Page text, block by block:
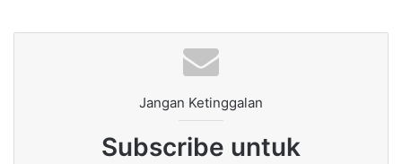
Jangan Ketinggalan
Subscribe untuk